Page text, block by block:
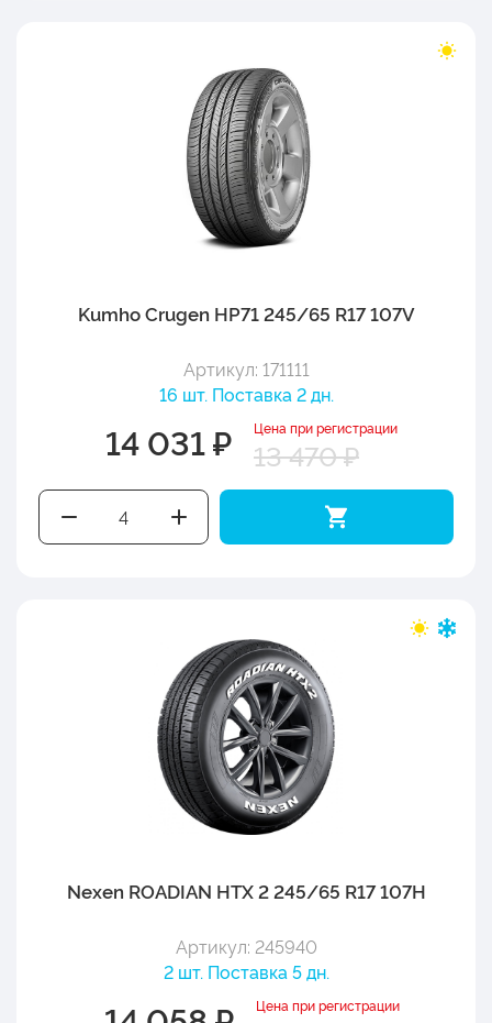
Kumho Crugen HP71 245/65 R17 107V
Артикул: 171111
16 шт. Поставка 2 дн.
14 031 ₽ Цена при регистрации
13 470 ₽
Nexen ROADIAN HTX 2 245/65 R17 107H
Артикул: 245940
2 шт. Поставка 5 дн.
Цена при регистрации